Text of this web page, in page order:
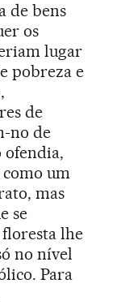
de bens
os
lugar
pobreza e
de
no de
ofendia,
como um
mas
se
floresta lhe
no nível
Para